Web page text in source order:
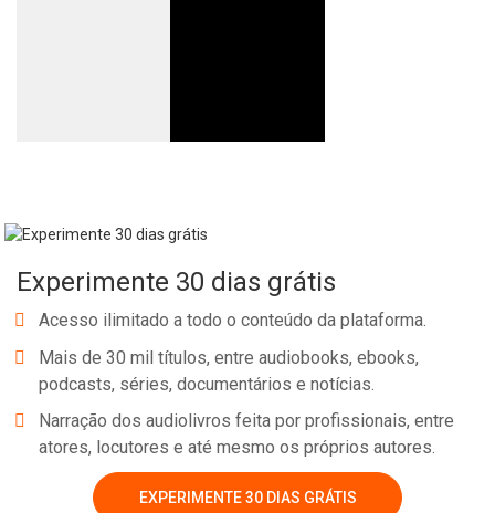
Experimente 30 dias grátis
Acesso ilimitado a todo o conteúdo da plataforma.
Mais de 30 mil títulos, entre audiobooks, ebooks,
podcasts, séries, documentários e notícias.
Narração dos audiolivros feita por profissionais, entre
atores, locutores e até mesmo os próprios autores.
EXPERIMENTE 30 DIAS GRÁTIS